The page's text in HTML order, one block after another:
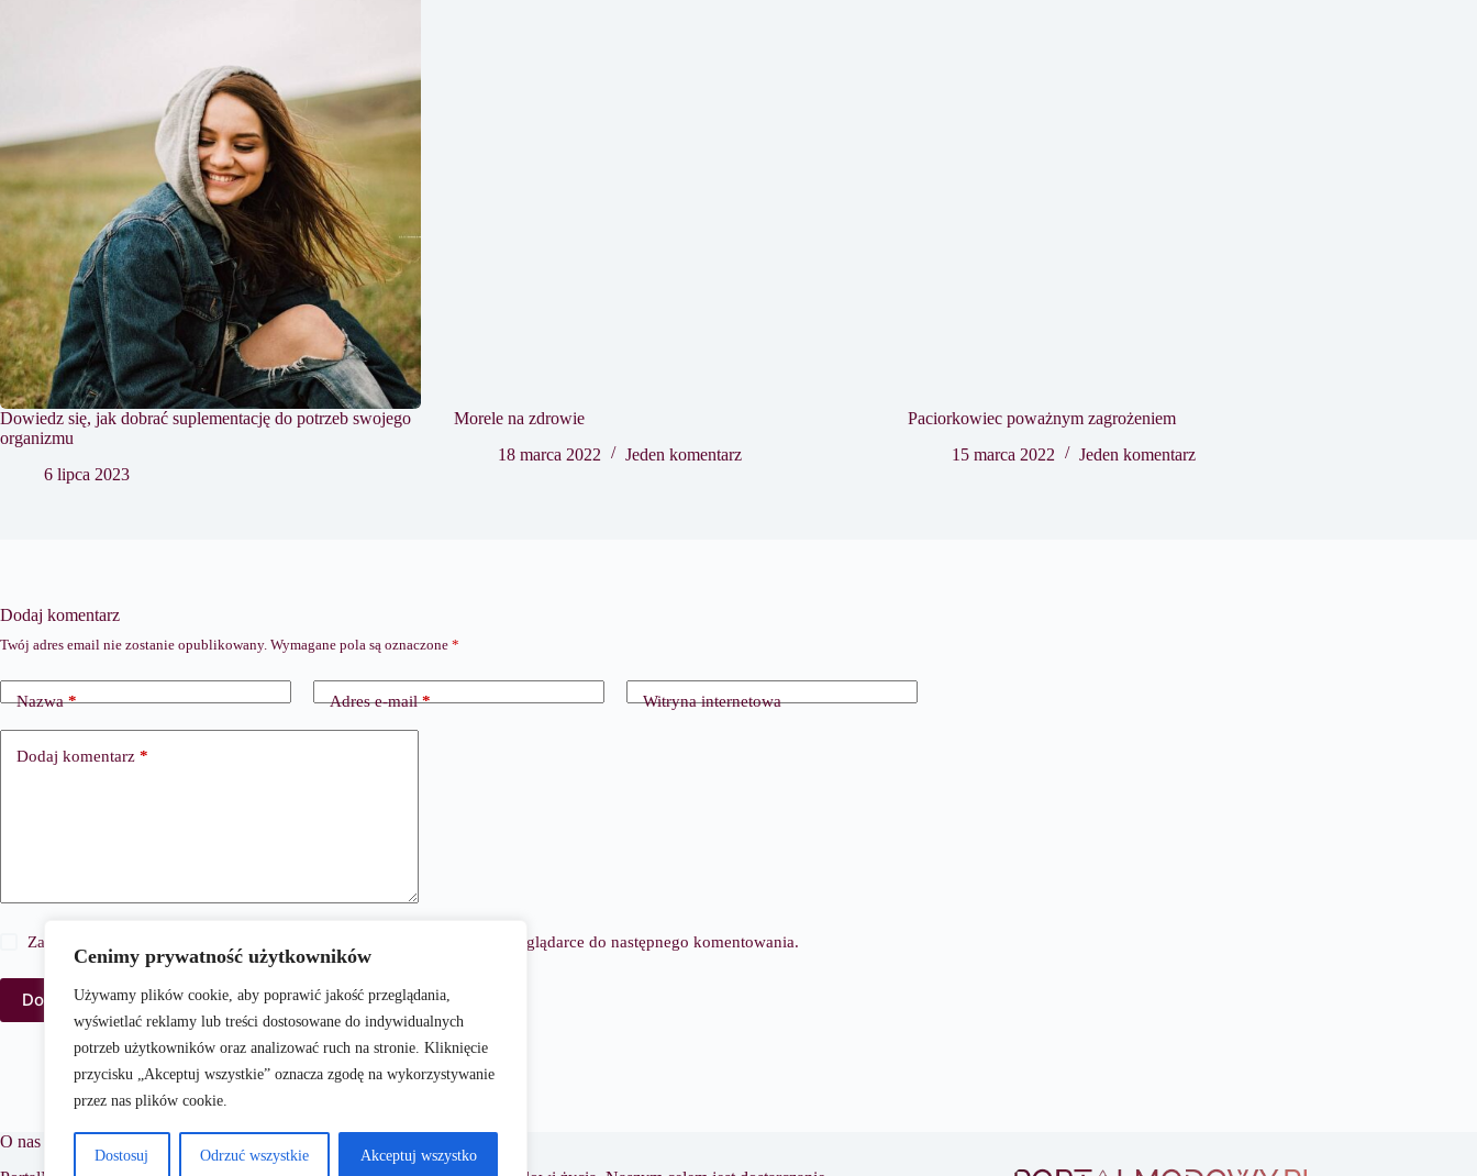
Cenimy prywatność użytkowników
Używamy plików cookie, aby poprawić jakość przeglądania,
wyświetlać reklamy lub treści dostosowane do indywidualnych
potrzeb użytkowników oraz analizować ruch na stronie. Kliknięcie
przycisku „Akceptuj wszystkie” oznacza zgodę na wykorzystywanie
przez nas plików cookie.
Dostosuj Odrzuć wszystkie Akceptuj wszystko
Dowiedz się, jak dobrać suplementację do potrzeb swojego
organizmu
6 lipca 2023
Morele na zdrowie
18 marca 2022
Jeden komentarz
Paciorkowiec poważnym zagrożeniem
15 marca 2022
Jeden komentarz
Dodaj komentarz
Twój adres email nie zostanie opublikowany. Wymagane pola są oznaczone *
Nazwa* Adres e-mail* Witryna internetowa
Dodaj komentarz *
Zapisz moje imię i nazwisko, adres e-mail i stronę internetową w tej przeglądarce do następnego komentowania.
Dodaj komentarz
O nas